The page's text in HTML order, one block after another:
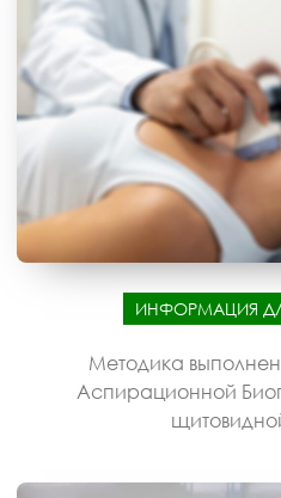
ИНФОРМАЦИЯ
Методика
Аспирационной